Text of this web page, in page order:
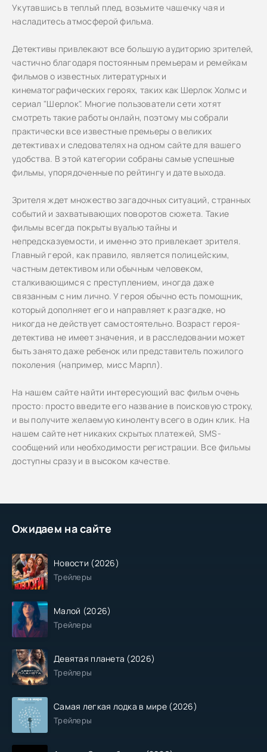
Ожидаем на сайте
Новости (2026)
Трейлеры
Малой (2026)
Трейлеры
Девятая планета (2026)
Трейлеры
Самая легкая лодка в мире (2026)
Трейлеры
Укутавшись в теплый плед, возьмите чашечку чая и
насладитесь атмосферой фильма.
Детективы привлекают все большую аудиторию зрителей,
частично благодаря постоянным премьерам и ремейкам
фильмов о известных литературных и
кинематографических героях, таких как Шерлок Холмс и
сериал "Шерлок". Многие пользователи сети хотят
смотреть такие работы онлайн, поэтому мы собрали
практически все известные премьеры о великих
детективах и следователях на одном сайте для вашего
удобства. В этой категории собраны самые успешные
фильмы, упорядоченные по рейтингу и дате выхода.
Зрителя ждет множество загадочных ситуаций, странных
событий и захватывающих поворотов сюжета. Такие
фильмы всегда покрыты вуалью тайны и
непредсказуемости, и именно это привлекает зрителя.
Главный герой, как правило, является полицейским,
частным детективом или обычным человеком,
сталкивающимся с преступлением, иногда даже
связанным с ним лично. У героя обычно есть помощник,
который дополняет его и направляет к разгадке, но
никогда не действует самостоятельно. Возраст героя-
детектива не имеет значения, и в расследовании может
быть занято даже ребенок или представитель пожилого
поколения (например, мисс Марпл).
На нашем сайте найти интересующий вас фильм очень
просто: просто введите его название в поисковую строку,
и вы получите желаемую киноленту всего в один клик. На
нашем сайте нет никаких скрытых платежей, SMS-
сообщений или необходимости регистрации. Все фильмы
доступны сразу и в высоком качестве.